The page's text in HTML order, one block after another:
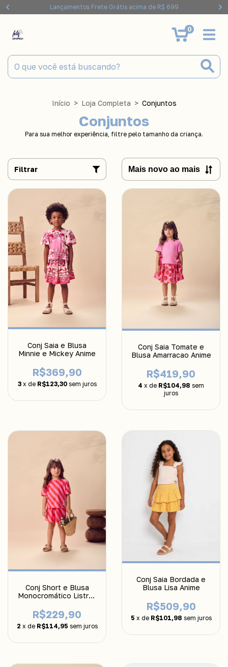
Lançamentos Frete Grátis acima de R$ 699
0
Início > Loja Completa > Conjuntos
Conjuntos
Para sua melhor experiência, filtre pelo tamanho da criança.
Filtrar
Conj Saia e Blusa
Minnie e Mickey Anime
R$369,90
3 x de R$123,30 sem juros
Conj Saia Tomate e
Blusa Amarracao Anime
R$419,90
4 x de R$104,98 sem
juros
Conj Short e Blusa
Monocromático Listras
R$229,90
2 x de R$114,95 sem juros
Conj Saia Bordada e
Blusa Lisa Anime
R$509,90
5 x de R$101,98 sem juros